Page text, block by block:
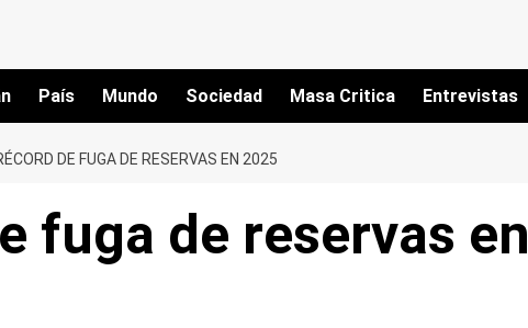
País Mundo Sociedad Masa Critica Entrevistas
DE FUGA DE RESERVAS EN 2025
fuga de reservas en